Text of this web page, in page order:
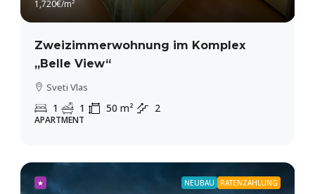
1,720€/m²
Zweizimmerwohnung im Komplex
„Belle View“
Sveti Vlas
1 1 50 m² 2
APARTMENT
★ NEUBAU RATENZAHLUNG